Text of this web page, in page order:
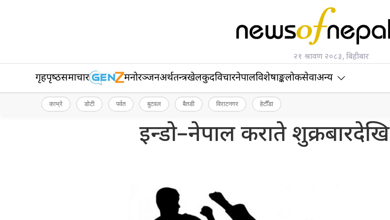
२१ श्रावण २०८३, बिहीबार
गृहपृष्‍ठसमाचार मनोरञ्जनअर्थतन्त्रखेलकुदविचारनेपालविशेषाङ्कलोकसेवाअन्य
काभ्रे डोटी पर्वत बुटवल बैतडी विराटनगर हेटौँडा
इन्डो–नेपाल कराते शुक्रबारदेखि